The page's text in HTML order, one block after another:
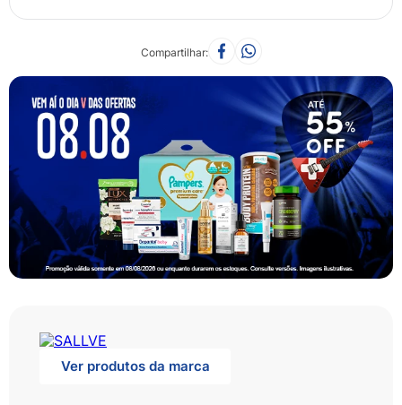
Compartilhar
Ver produtos da marca